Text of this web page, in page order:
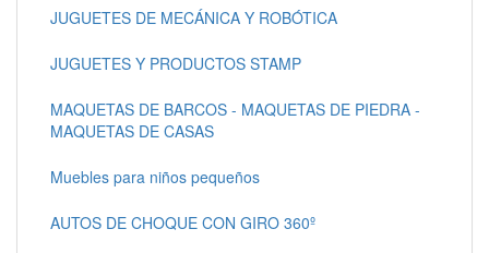
JUGUETES DE MECÁNICA Y ROBÓTICA
JUGUETES Y PRODUCTOS STAMP
MAQUETAS DE BARCOS - MAQUETAS DE PIEDRA -
MAQUETAS DE CASAS
Muebles para niños pequeños
AUTOS DE CHOQUE CON GIRO 360º